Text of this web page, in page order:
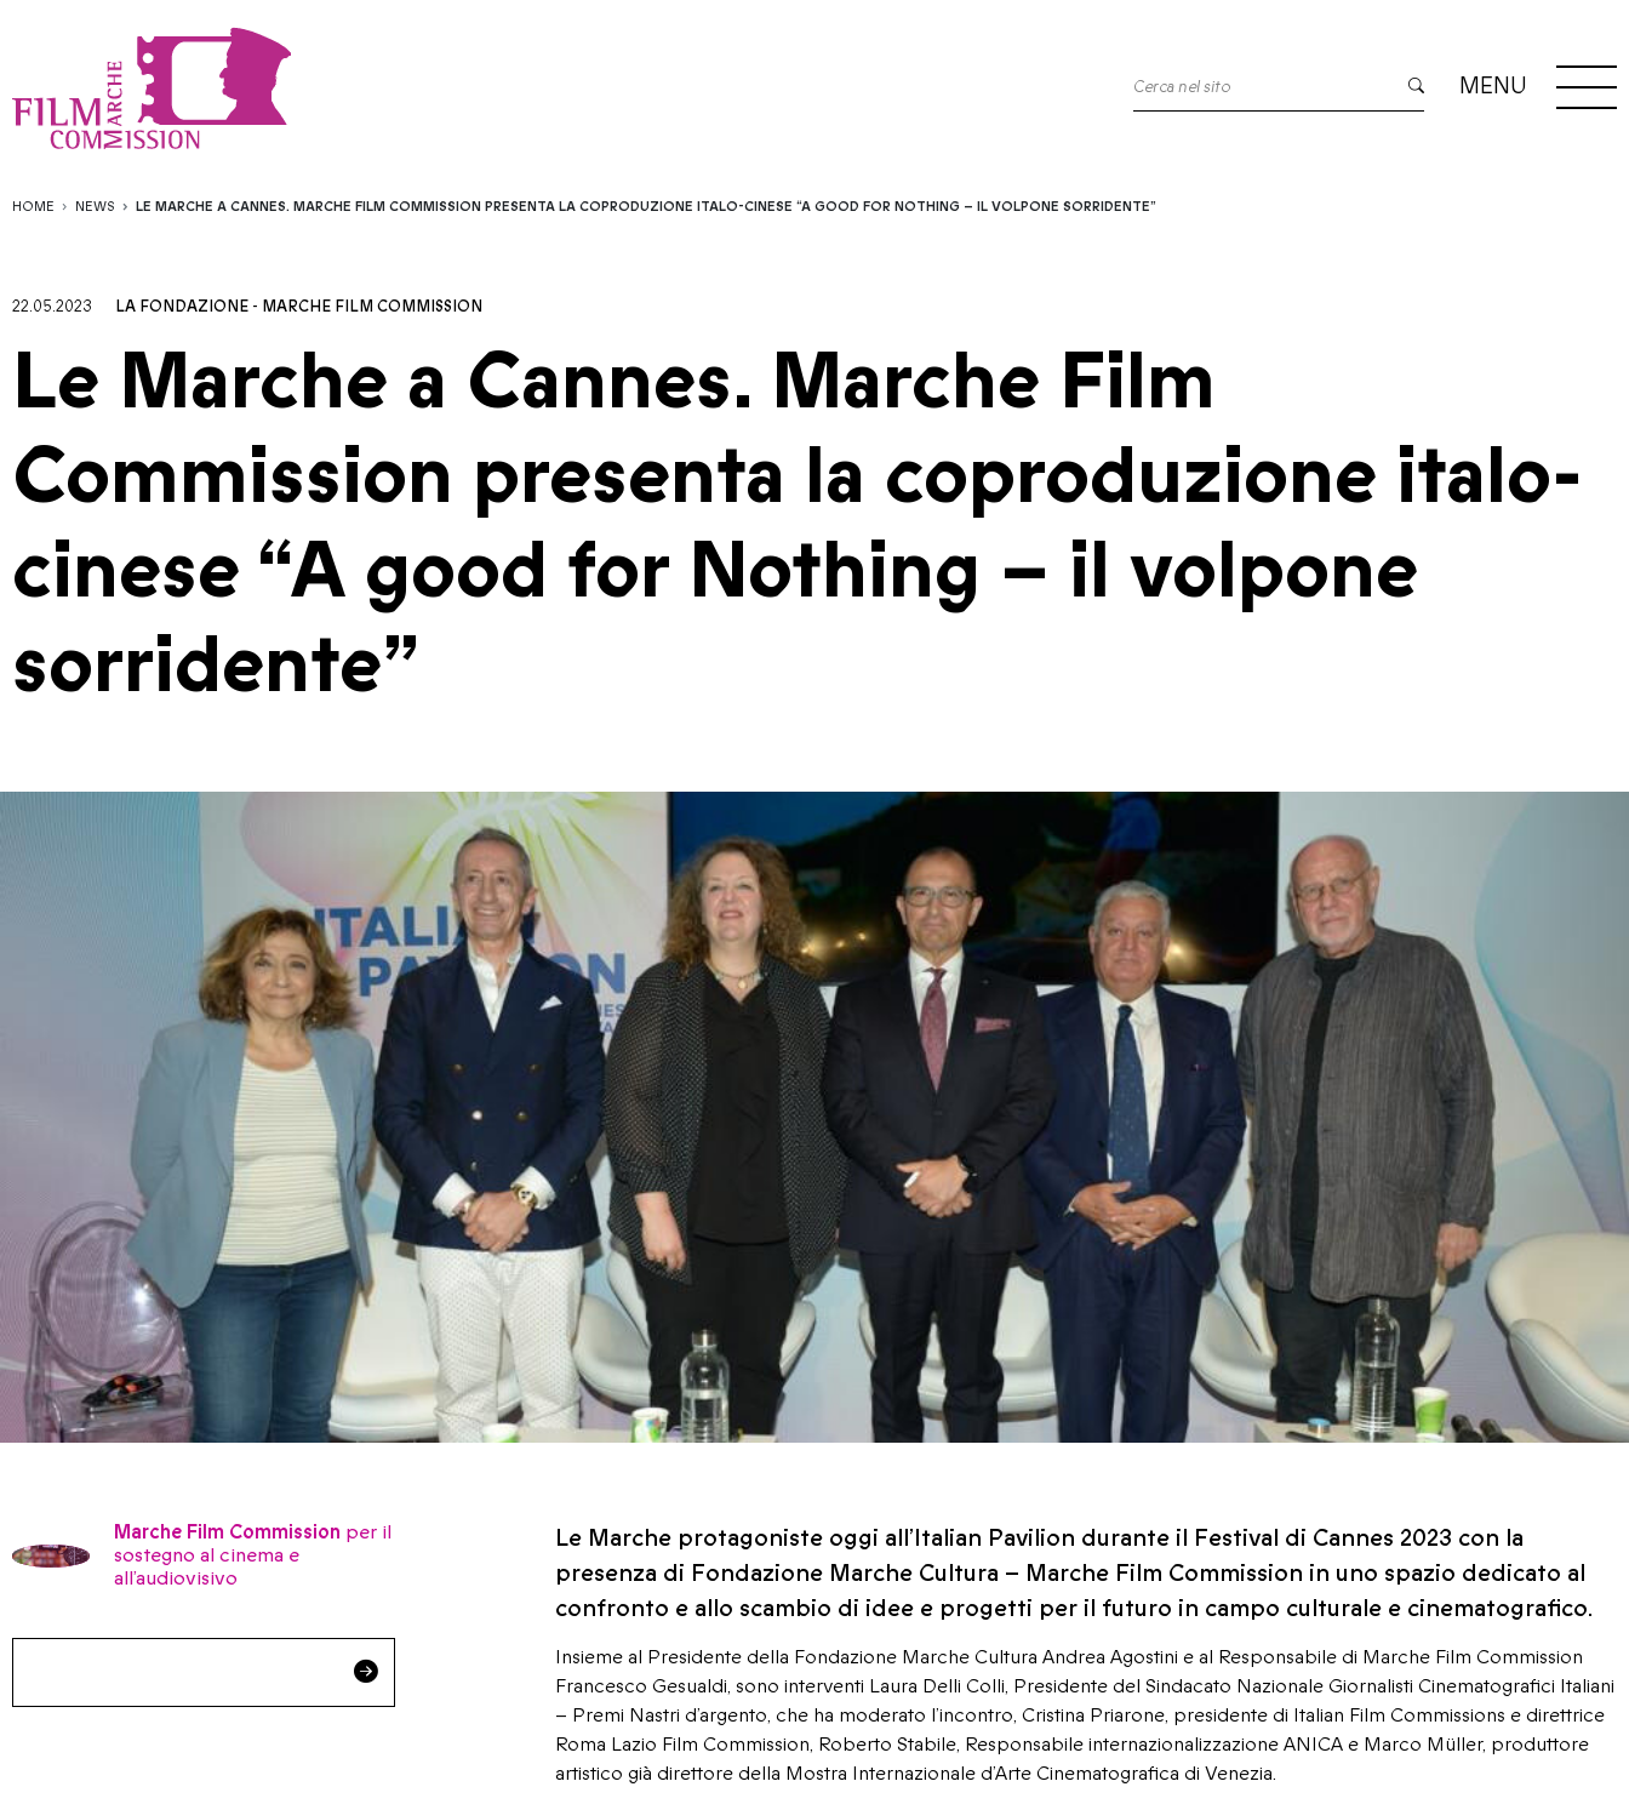
MENU
HOME NEWS LE MARCHE A CANNES. MARCHE FILM COMMISSION PRESENTA LA COPRODUZIONE ITALO-CINESE “A GOOD FOR NOTHING – IL VOLPONE SORRIDENTE”
22.05.2023 LA FONDAZIONE - MARCHE FILM COMMISSION
Le Marche a Cannes. Marche Film
Commission presenta la coproduzione italo-
cinese “A good for Nothing – il volpone
sorridente”
Le Marche protagoniste oggi all’Italian Pavilion durante il Festival di Cannes 2023 con la
presenza di Fondazione Marche Cultura – Marche Film Commission in uno spazio dedicato al
confronto e allo scambio di idee e progetti per il futuro in campo culturale e cinematografico.
Insieme al Presidente della Fondazione Marche Cultura Andrea Agostini e al Responsabile di Marche Film Commission
Francesco Gesualdi, sono interventi Laura Delli Colli, Presidente del Sindacato Nazionale Giornalisti Cinematografici Italiani
– Premi Nastri d’argento, che ha moderato l’incontro, Cristina Priarone, presidente di Italian Film Commissions e direttrice
Roma Lazio Film Commission, Roberto Stabile, Responsabile internazionalizzazione ANICA e Marco Müller, produttore
artistico già direttore della Mostra Internazionale d’Arte Cinematografica di Venezia.
Marche Film Commission per il
sostegno al cinema e
all’audiovisivo